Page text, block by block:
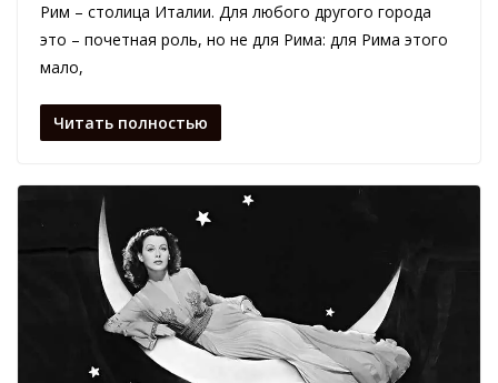
Рим – столица Италии. Для любого другого города
это – почетная роль, но не для Рима: для Рима этого
мало,
Читать полностью